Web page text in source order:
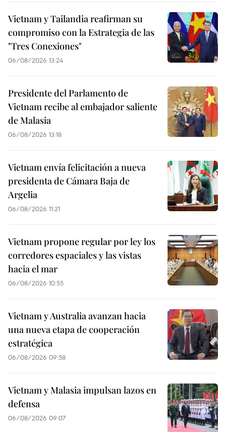
Vietnam y Tailandia reafirman su
compromiso con la Estrategia de las
"Tres Conexiones"
06/08/2026 13:24
Presidente del Parlamento de
Vietnam recibe al embajador saliente
de Malasia
06/08/2026 13:18
Vietnam envía felicitación a nueva
presidenta de Cámara Baja de
Argelia
06/08/2026 11:21
Vietnam propone regular por ley los
corredores espaciales y las vistas
hacia el mar
06/08/2026 10:55
Vietnam y Australia avanzan hacia
una nueva etapa de cooperación
estratégica
06/08/2026 09:58
Vietnam y Malasia impulsan lazos en
defensa
06/08/2026 09:07